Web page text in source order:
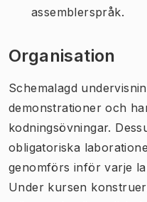
assemblerspråk.
Organisation
Schemalagd
demonstrationer och
kodningsövningar.
obligatoriska
genomförs inför varje
Under kursen